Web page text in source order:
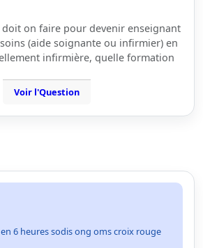
doit on faire pour devenir enseignant
(aide soignante ou infirmier) en
infirmière, quelle formation
Voir l'Question
6 heures sodis ong oms croix rouge